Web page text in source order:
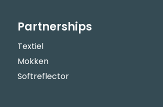
Partnerships
Textiel
Mokken
Softreflector